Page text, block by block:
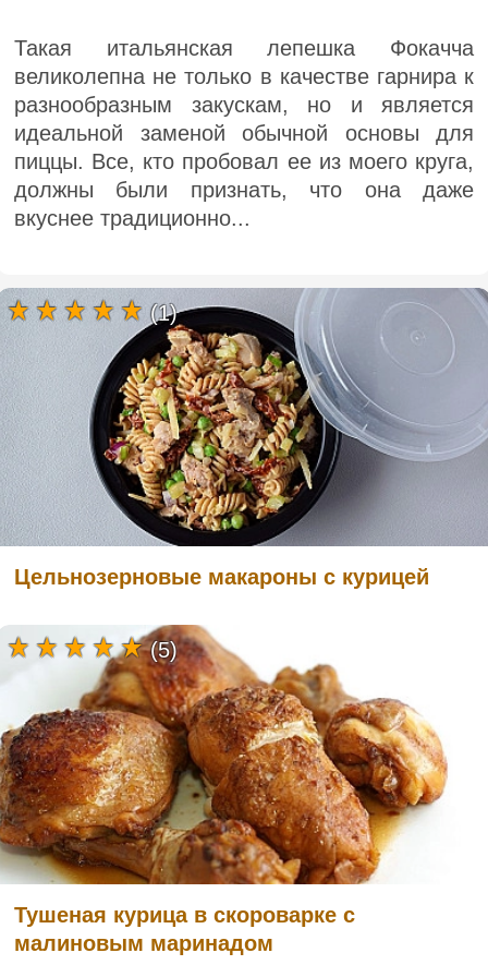
Такая итальянская лепешка Фокачча
великолепна не только в качестве гарнира к
разнообразным закускам, но и является
идеальной заменой обычной основы для
пиццы. Все, кто пробовал ее из моего круга,
должны были признать, что она даже
вкуснее традиционно...
Цельнозерновые макароны с курицей
(1)
Тушеная курица в скороварке с
малиновым маринадом
(5)